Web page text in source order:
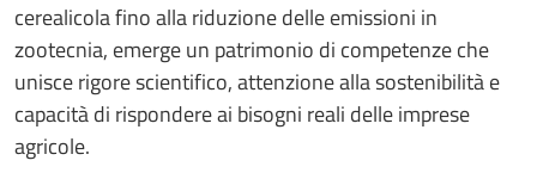
cerealicola fino alla riduzione delle emissioni in
zootecnia, emerge un patrimonio di competenze che
unisce rigore scientifico, attenzione alla sostenibilità e
capacità di rispondere ai bisogni reali delle imprese
agricole.